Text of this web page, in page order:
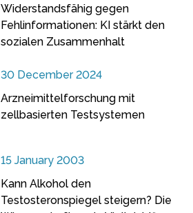
Widerstandsfähig gegen
Fehlinformationen: KI stärkt den
sozialen Zusammenhalt
30 December 2024
Arzneimittelforschung mit
zellbasierten Testsystemen
15 January 2003
Kann Alkohol den
Testosteronspiegel steigern? Die